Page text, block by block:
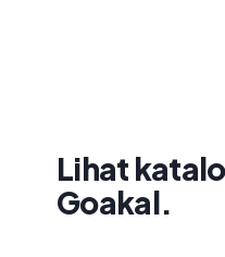
Lihat
Goakal.